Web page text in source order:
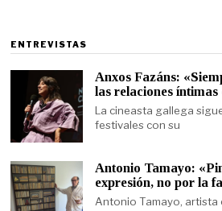
ENTREVISTAS
Anxos Fazáns:
las relaciones íntimas
La cineasta gallega
festivales con su
Antonio Tamayo:
expresión, no por la
Antonio Tamayo,